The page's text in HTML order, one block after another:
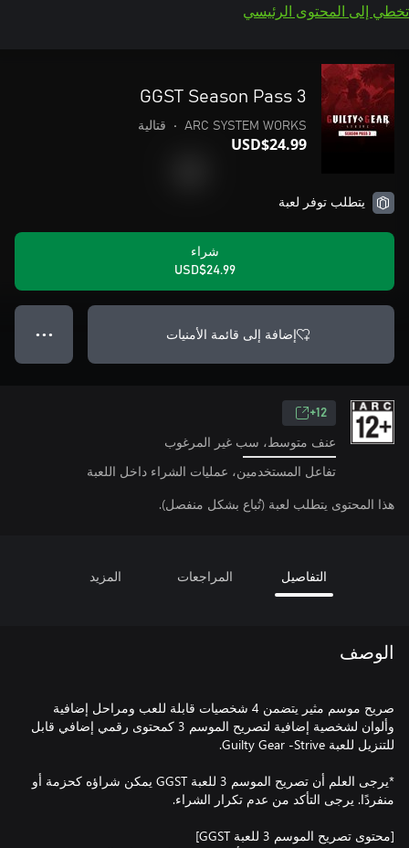
تخطي إلى المحتوى الرئيسي
GGST Season Pass 3
ARC SYSTEM WORKS
• قتالية
USD$24.99
يتطلب توفر لعبة
شراء
USD$24.99
إضافة إلى قائمة الأمنيات ● ● ●
12+
عنف متوسط، سب غير المرغوب
تفاعل المستخدمين، عمليات الشراء داخل اللعبة
هذا المحتوى يتطلب لعبة (تُباع بشكل منفصل).
التفاصيل المراجعات المزيد
الوصف
صريح موسم مثير يتضمن 4 شخصيات قابلة للعب ومراحل إضافية
وألوان لشخصية إضافية لتصريح الموسم 3 كمحتوى رقمي إضافي قابل
*يرجى العلم أن تصريح الموسم 3 للعبة GGST يمكن شراؤه كحزمة أو